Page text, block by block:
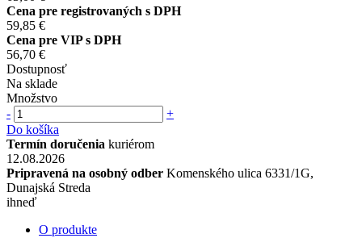
Cena pre registrovaných s DPH
59,85 €
Cena pre VIP s DPH
56,70 €
Dostupnosť
Na sklade
Množstvo
-
+
Do košíka
Termín doručenia kuriérom
12.08.2026
Pripravená na osobný odber Komenského ulica 6331/1G,
Dunajská Streda
ihneď
O produkte